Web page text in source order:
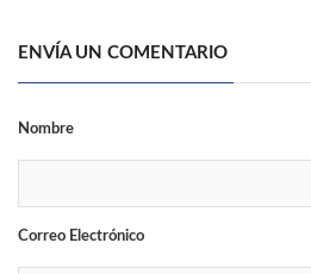
ENVÍA UN COMENTARIO
Nombre
Correo Electrónico